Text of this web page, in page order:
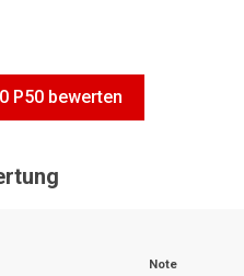
P50 bewerten
Note